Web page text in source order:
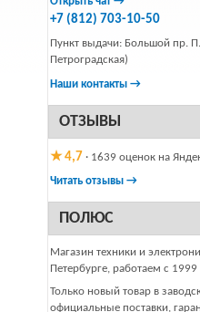
+7 (812) 703-10-50
Пункт выдачи: Большой пр.
Петроградская)
Наши контакты →
ОТЗЫВЫ
★ 4,7 · 1639 оценок на
Читать отзывы →
ПОЛЮС
Магазин техники и
Петербурге, работаем с 1999
Только новый товар в
официальные поставки,